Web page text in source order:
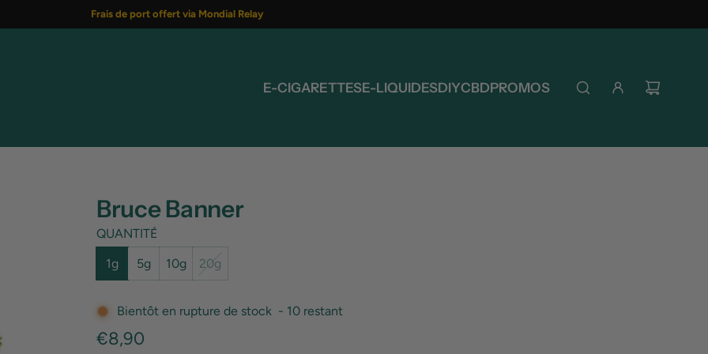
Frais de port offert via Mondial Relay
E-CIGARETTESE-LIQUIDESDIYCBDPROMOS
Bruce Banner
QUANTITÉ
1g
5g 10g 20g
Bientôt en rupture de stock - 10restant
Prix
€8,90